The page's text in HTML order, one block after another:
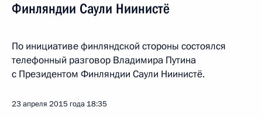
Финляндии Саули Ниинистё
По инициативе финляндской стороны состоялся
телефонный разговор Владимира Путина
с Президентом Финляндии Саули Ниинистё.
23 апреля 2015 года 18:35